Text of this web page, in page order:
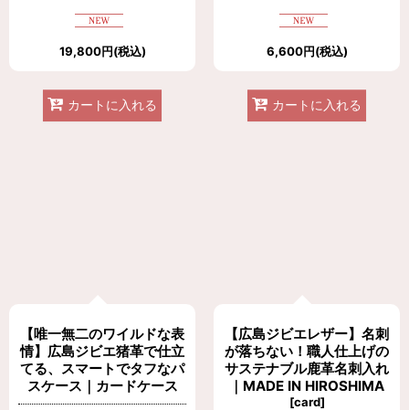
19,800円(税込)
カートに入れる
6,600円(税込)
カートに入れる
【唯一無二のワイルドな表
情】広島ジビエ猪革で仕立
てる、スマートでタフなパ
スケース｜カードケース
【広島ジビエレザー】名刺
が落ちない！職人仕上げの
サステナブル鹿革名刺入れ
｜MADE IN HIROSHIMA
[card]